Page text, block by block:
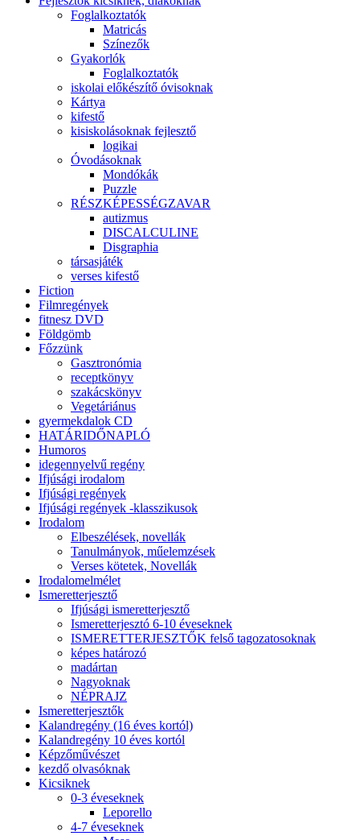
Foglalkoztatók
Matricás
Színezők
Gyakorlók
Foglalkoztatók
iskolai előkészítő óvisoknak
Kártya
kifestő
kisiskolásoknak fejlesztő
logikai
Óvodásoknak
Mondókák
Puzzle
RÉSZKÉPESSÉGZAVAR
autizmus
DISCALCULINE
Disgraphia
társasjáték
verses kifestő
Fiction
Filmregények
fitnesz DVD
Földgömb
Főzzünk
Gasztronómia
receptkönyv
szakácskönyv
Vegetáriánus
gyermekdalok CD
HATÁRIDŐNAPLÓ
Humoros
idegennyelvű regény
Ifjúsági irodalom
Ifjúsági regények
Ifjúsági regények -klasszikusok
Irodalom
Elbeszélések, novellák
Tanulmányok, műelemzések
Verses kötetek, Novellák
Irodalomelmélet
Ismeretterjesztő
Ifjúsági ismeretterjesztő
Ismeretterjesztó 6-10 éveseknek
ISMERETTERJESZTŐK felső tagozatosoknak
képes határozó
madártan
Nagyoknak
NÉPRAJZ
Ismeretterjesztők
Kalandregény (16 éves kortól)
Kalandregény 10 éves kortól
Képzőművészet
kezdő olvasóknak
Kicsiknek
0-3 éveseknek
Leporello
4-7 éveseknek